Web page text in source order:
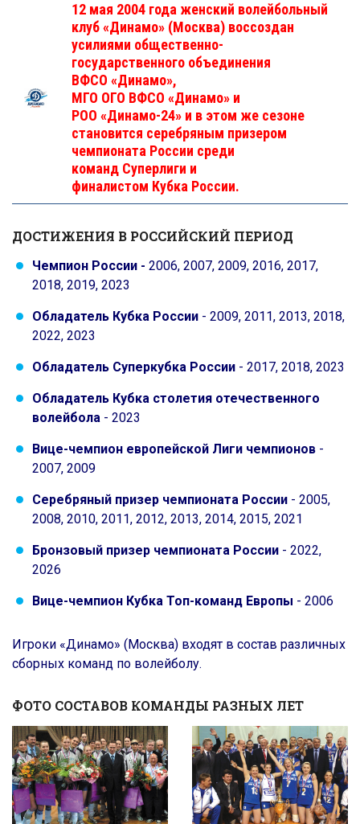
12 мая 2004 года женский волейбольный
клуб «Динамо» (Москва) воссоздан
усилиями общественно-
государственного объединения
ВФСО «Динамо»,
МГО ОГО ВФСО «Динамо» и
РОО «Динамо-24» и в этом же сезоне
становится серебряным призером
чемпионата России среди
команд Суперлиги и
финалистом Кубка Pоссии.
ДОСТИЖЕНИЯ В РОССИЙСКИЙ ПЕРИОД
Чемпион России - 2006, 2007, 2009, 2016, 2017,
2018, 2019, 2023
Обладатель Кубка России - 2009, 2011, 2013, 2018,
2022, 2023
Обладатель Суперкубка России - 2017, 2018, 2023
Обладатель Кубка столетия отечественного
волейбола - 2023
Вице-чемпион европейской Лиги чемпионов -
2007, 2009
Серебряный призер чемпионата России - 2005,
2008, 2010, 2011, 2012, 2013, 2014, 2015, 2021
Бронзовый призер чемпионата России - 2022,
2026
Вице-чемпион Кубка Топ-команд Европы - 2006
Игроки «Динамо» (Москва) входят в состав различных
сборных команд по волейболу.
ФОТО СОСТАВОВ КОМАНДЫ РАЗНЫХ ЛЕТ